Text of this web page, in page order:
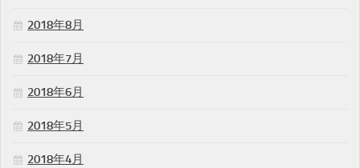
2018年8月
2018年7月
2018年6月
2018年5月
2018年4月